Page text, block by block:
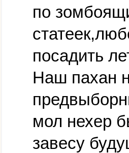
по
посадить
Наш пахан
мол нехер
завесу